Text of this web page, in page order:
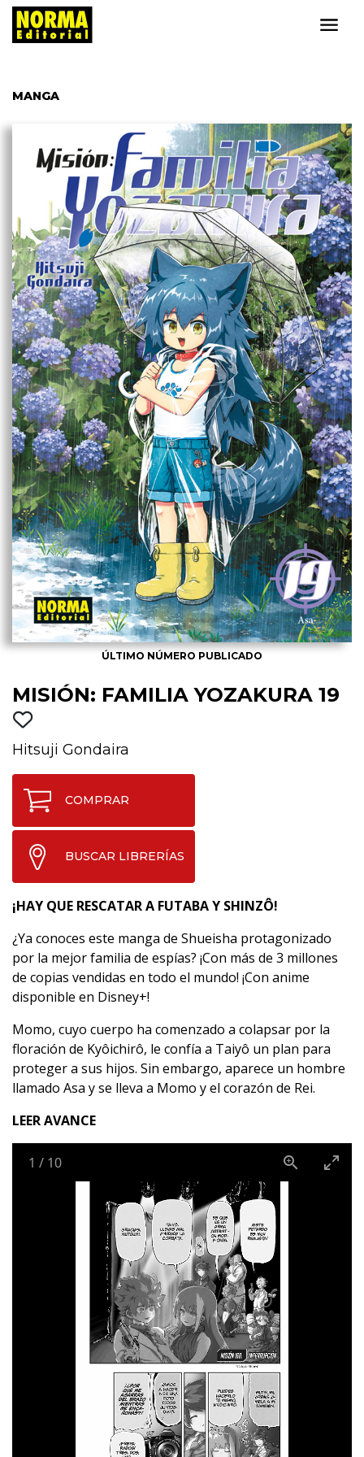
MANGA
ÚLTIMO NÚMERO PUBLICADO
MISIÓN: FAMILIA YOZAKURA 19
Hitsuji Gondaira
COMPRAR
BUSCAR LIBRERÍAS
¡HAY QUE RESCATAR A FUTABA Y SHINZÔ!
¿Ya conoces este manga de Shueisha protagonizado
por la mejor familia de espías? ¡Con más de 3 millones
de copias vendidas en todo el mundo! ¡Con anime
disponible en Disney+!
Momo, cuyo cuerpo ha comenzado a colapsar por la
floración de Kyôichirô, le confía a Taiyô un plan para
proteger a sus hijos. Sin embargo, aparece un hombre
llamado Asa y se lleva a Momo y el corazón de Rei.
LEER AVANCE
1 / 10